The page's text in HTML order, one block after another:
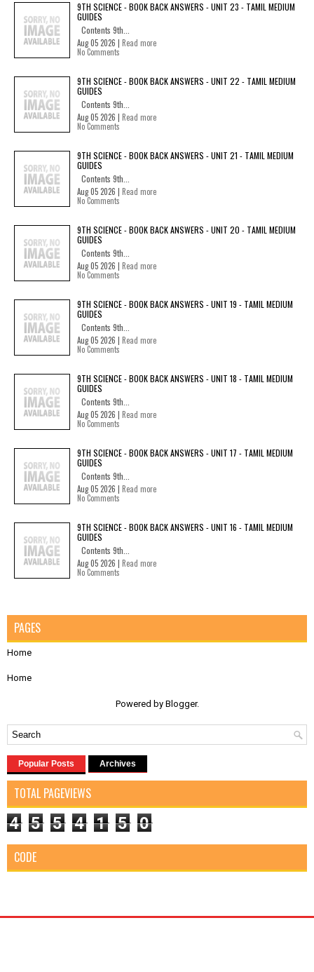
9TH SCIENCE - BOOK BACK ANSWERS - UNIT 23 - TAMIL MEDIUM
GUIDES
Contents 9th...
Aug 05 2026 | Read more
No Comments
9TH SCIENCE - BOOK BACK ANSWERS - UNIT 22 - TAMIL MEDIUM
GUIDES
Contents 9th...
Aug 05 2026 | Read more
No Comments
9TH SCIENCE - BOOK BACK ANSWERS - UNIT 21 - TAMIL MEDIUM
GUIDES
Contents 9th...
Aug 05 2026 | Read more
No Comments
9TH SCIENCE - BOOK BACK ANSWERS - UNIT 20 - TAMIL MEDIUM
GUIDES
Contents 9th...
Aug 05 2026 | Read more
No Comments
9TH SCIENCE - BOOK BACK ANSWERS - UNIT 19 - TAMIL MEDIUM
GUIDES
Contents 9th...
Aug 05 2026 | Read more
No Comments
9TH SCIENCE - BOOK BACK ANSWERS - UNIT 18 - TAMIL MEDIUM
GUIDES
Contents 9th...
Aug 05 2026 | Read more
No Comments
9TH SCIENCE - BOOK BACK ANSWERS - UNIT 17 - TAMIL MEDIUM
GUIDES
Contents 9th...
Aug 05 2026 | Read more
No Comments
9TH SCIENCE - BOOK BACK ANSWERS - UNIT 16 - TAMIL MEDIUM
GUIDES
Contents 9th...
Aug 05 2026 | Read more
No Comments
PAGES
Home
Home
Powered by Blogger.
Popular Posts Archives
TOTAL PAGEVIEWS
4 5 5 4 1 5 0
CODE